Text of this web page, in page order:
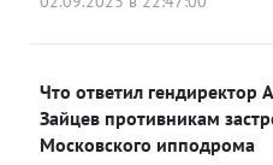
Что ответил
Зайцев противникам
Московского ипподрома